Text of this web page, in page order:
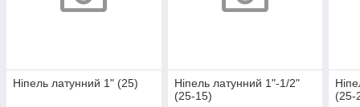
Ніпель латунний 1" (25)
Ніпель латунний 1"-1/2"
(25-15)
(25-